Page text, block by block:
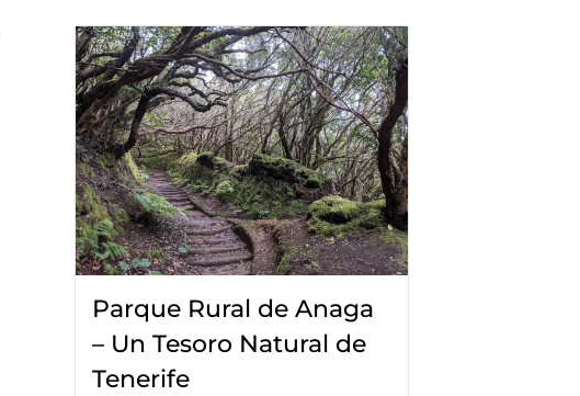
Parque Rural de Anaga
– Un Tesoro Natural de
Tenerife